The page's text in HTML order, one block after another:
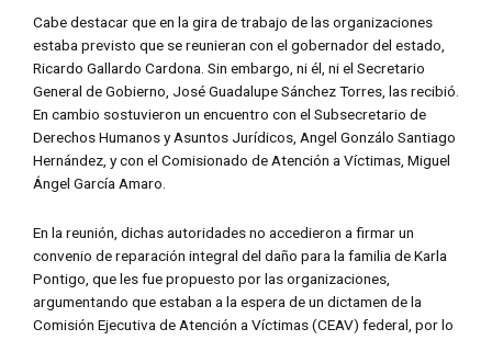
Cabe destacar que en la gira de trabajo de las organizaciones
estaba previsto que se reunieran con el gobernador del estado,
Ricardo Gallardo Cardona. Sin embargo, ni él, ni el Secretario
General de Gobierno, José Guadalupe Sánchez Torres, las recibió.
En cambio sostuvieron un encuentro con el Subsecretario de
Derechos Humanos y Asuntos Jurídicos, Angel Gonzálo Santiago
Hernández, y con el Comisionado de Atención a Víctimas, Miguel
Ángel García Amaro.
En la reunión, dichas autoridades no accedieron a firmar un
convenio de reparación integral del daño para la familia de Karla
Pontigo, que les fue propuesto por las organizaciones,
argumentando que estaban a la espera de un dictamen de la
Comisión Ejecutiva de Atención a Víctimas (CEAV) federal, por lo